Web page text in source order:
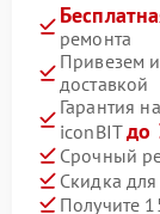
ремонта
Привезем
доставкой
Гарантия
iconBITдо
Срочный
Скидка
Получите